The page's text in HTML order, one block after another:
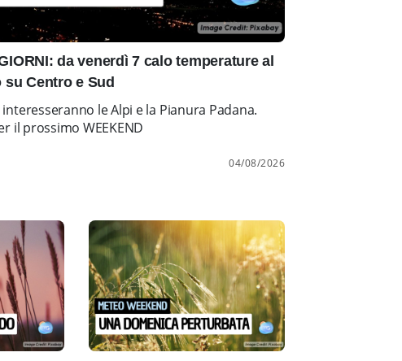
da venerdì 7 calo temperature al
Centro e Sud
le Alpi e la Pianura Padana.
il prossimo WEEKEND
04/08/2026